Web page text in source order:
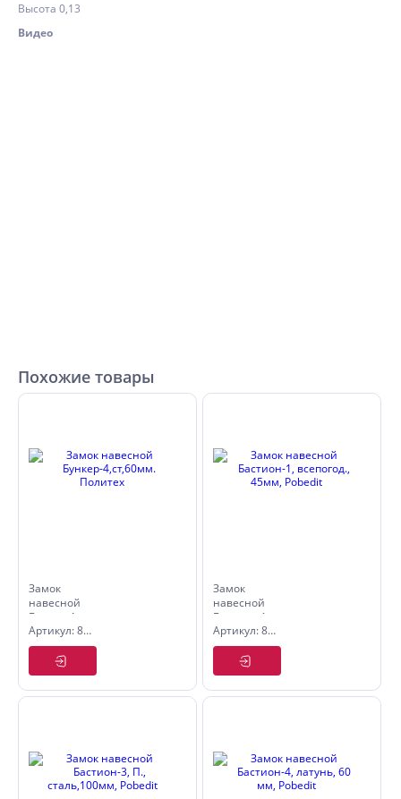
Высота 0,13
Видео
Похожие товары
Замок
навесной
Бункер-4,ст,60мм.
Политех
Артикул: 8117260
Замок
навесной
Бастион-1,
всепогод.,
45мм,
Pobedit
Артикул: 8111045